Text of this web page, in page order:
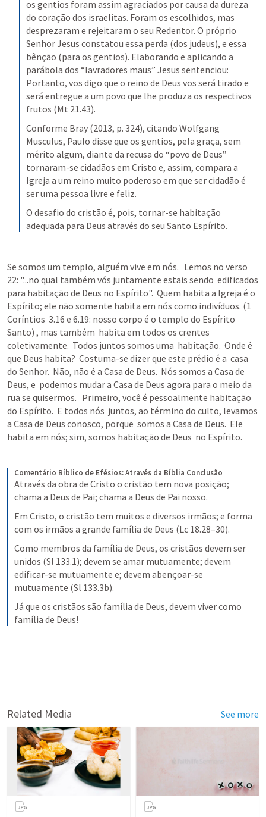
os gentios foram assim agraciados por causa da dureza
do coração dos israelitas. Foram os escolhidos, mas
desprezaram e rejeitaram o seu Redentor. O próprio
Senhor Jesus constatou essa perda (dos judeus), e essa
bênção (para os gentios). Elaborando e aplicando a
parábola dos “lavradores maus” Jesus sentenciou:
Portanto, vos digo que o reino de Deus vos será tirado e
será entregue a um povo que lhe produza os respectivos
frutos (Mt 21.43).
Conforme Bray (2013, p. 324), citando Wolfgang
Musculus, Paulo disse que os gentios, pela graça, sem
mérito algum, diante da recusa do “povo de Deus”
tornaram-se cidadãos em Cristo e, assim, compara a
Igreja a um reino muito poderoso em que ser cidadão é
ser uma pessoa livre e feliz.
O desafio do cristão é, pois, tornar-se habitação
adequada para Deus através do seu Santo Espírito.
Se somos um templo, alguém vive em nós.   Lemos no verso
22: "...no qual também vós juntamente estais sendo  edificados
para habitação de Deus no Espírito".  Quem habita a Igreja é o
Espírito; ele não somente habita em nós como indivíduos. (1
Coríntios  3.16 e 6.19: nosso corpo é o templo do Espírito
Santo) , mas também  habita em todos os crentes
coletivamente.  Todos juntos somos uma  habitação.  Onde é
que Deus habita?  Costuma-se dizer que este prédio é a  casa
do Senhor.  Não, não é a Casa de Deus.  Nós somos a Casa de
Deus, e  podemos mudar a Casa de Deus agora para o meio da
rua se quisermos.   Primeiro, você é pessoalmente habitação
do Espírito.  E todos nós  juntos, ao término do culto, levamos
a Casa de Deus conosco, porque  somos a Casa de Deus.  Ele
habita em nós; sim, somos habitação de Deus  no Espírito.
Comentário Bíblico de Efésios: Através da Bíblia Conclusão
Através da obra de Cristo o cristão tem nova posição;
chama a Deus de Pai; chama a Deus de Pai nosso.
Em Cristo, o cristão tem muitos e diversos irmãos; e forma
com os irmãos a grande família de Deus (Lc 18.28–30).
Como membros da família de Deus, os cristãos devem ser
unidos (Sl 133.1); devem se amar mutuamente; devem
edificar-se mutuamente e; devem abençoar-se
mutuamente (Sl 133.3b).
Já que os cristãos são família de Deus, devem viver como
família de Deus!
Related Media See more